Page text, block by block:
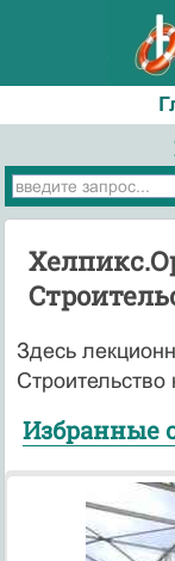
Здесь
Строительство
Избранные